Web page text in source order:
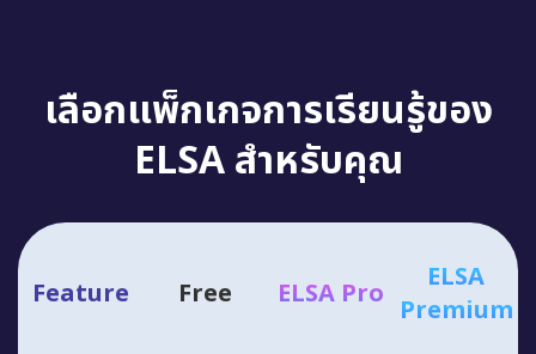
เลือกแพ็กเกจการเรียนรู้ของ
ELSA สำหรับคุณ
Feature Free ELSA Pro
ELSA
Premium